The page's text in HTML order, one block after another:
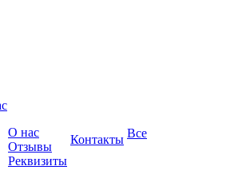
О нас
Отзывы
Реквизиты
Контакты Все